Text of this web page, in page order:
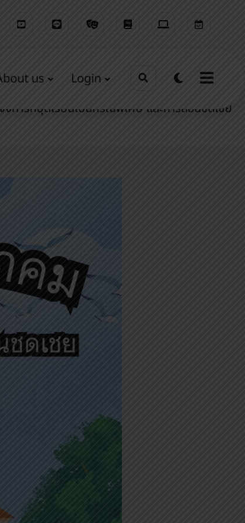
us Login
งการหยุดเรียนเป็นกรณีพิเศษ และการสอนชดเชย